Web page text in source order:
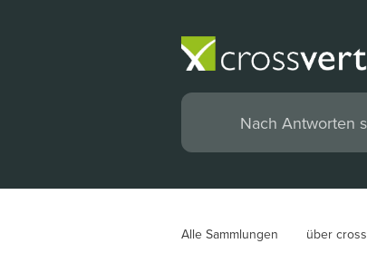
Alle Sammlungen über